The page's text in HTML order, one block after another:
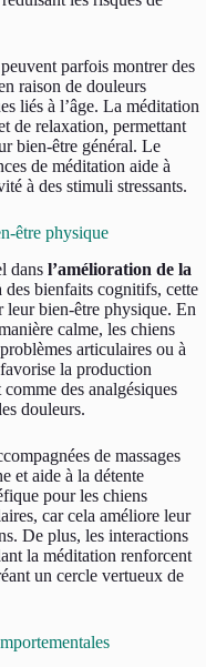
parfois montrer des
raison de douleurs
liés à l’âge. La méditation
de relaxation, permettant
bien-être général. Le
de méditation aide à
à des stimuli stressants.
être physique
dans l’amélioration de la
des bienfaits cognitifs, cette
leur bien-être physique. En
calme, les chiens
articulaires ou à
la production
des analgésiques
douleurs.
de massages
et aide à la détente
pour les chiens
car cela améliore leur
De plus, les interactions
la méditation renforcent
un cercle vertueux de